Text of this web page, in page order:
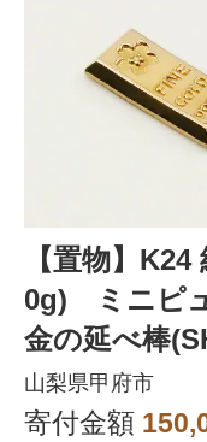
【置物】K24
0g) ミニピ
金の延べ棒
山梨県甲府市
寄付金額